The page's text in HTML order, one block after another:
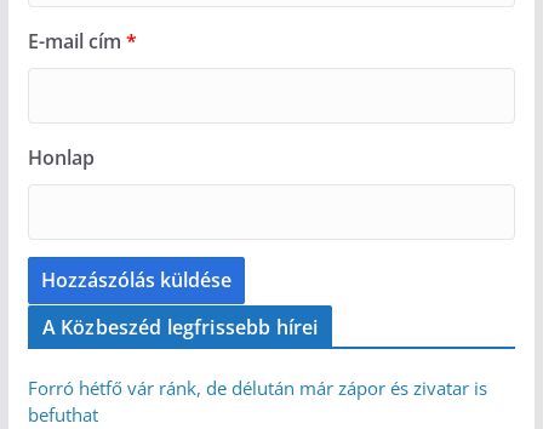
E-mail cím *
Honlap
A Közbeszéd legfrissebb hírei
Forró hétfő vár ránk, de délután már zápor és zivatar is
befuthat